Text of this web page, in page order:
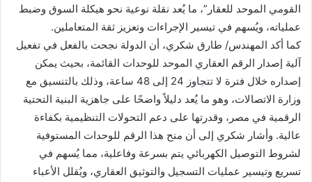
القومي الموحد للعقار”، ما يُعد نقلة نوعية نحو هيكلة السوق وضبط
عملياته، ويُسهم في تيسير الإجراءات وتعزيز ثقة المتعاملين.
كما أكد المهندس/ طارق شكري، أن الدولة نجحت بالفعل في تفعيل
آلية إصدار الرقم العقاري الموحد للوحدات القائمة، بحيث يمكن
إصداره خلال فترة لا تتجاوز 24 إلى 48 ساعة، وذلك بالتنسيق مع
وزارة الاتصالات، وهو ما يُعد دليلاً واضحًا على جاهزية البنية التحتية
الرقمية في مصر، وقدرتها على دعم التحولات التنظيمية بكفاءة
عالية. وأشار شكري إلى أن منح هذا الرقم للوحدات المستوفية
لشروط التوصيل الكهربائي يتم بسرعة وفاعلية، مما يُسهم في
تسريع وتيسير عمليات التسجيل والتوثيق العقاري، ويُقلل الأعباء